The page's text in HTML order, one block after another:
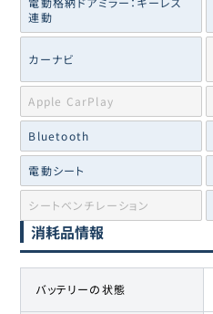
連動
カーナビ
Apple CarPlay
Bluetooth
電動シート
シートベンチレーション
消耗品情報
バッテリーの状態